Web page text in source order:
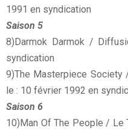
1991 en syndication
Saison 5
8)Darmok Darmok /
syndication
9)The Masterpiece
le : 10 février 1992 en
Saison 6
10)Man Of The People /